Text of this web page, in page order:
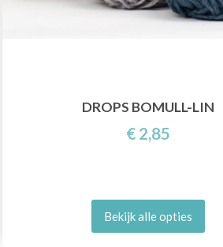
DROPS BOMULL-LIN
€ 2,85
Bekijk alle opties